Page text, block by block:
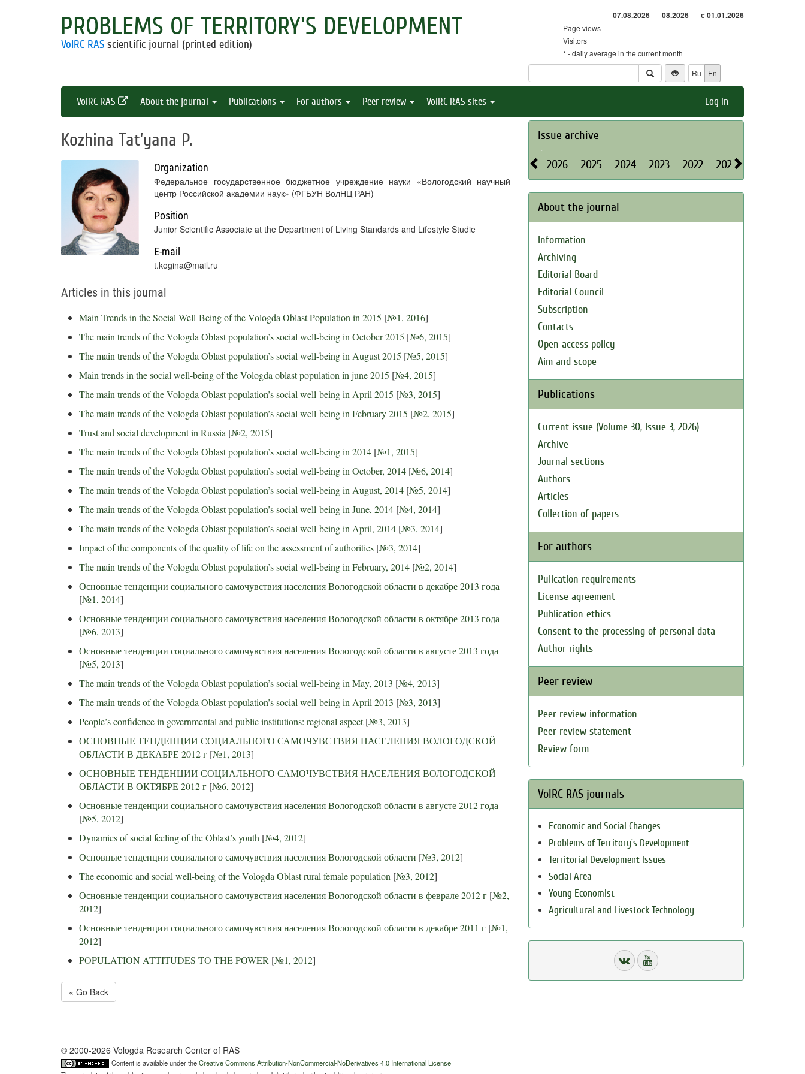
PROBLEMS OF TERRITORY'S DEVELOPMENT
VolRC RAS scientific journal (printed edition)
07.08.2026 08.2026 с 01.01.2026
Page views
Visitors
* - daily average in the current month
Ru
En
VolRC RAS About the journal Publications For authors Peer review VolRC RAS sites Log in
Kozhina Tat’yana P.
Organization
Федеральное государственное бюджетное учреждение науки «Вологодский научный
центр Российской академии наук» (ФГБУН ВолНЦ РАН)
Position
Junior Scientific Associate at the Department of Living Standards and Lifestyle Studie
E-mail
t.kogina@mail.ru
Articles in this journal
Main Trends in the Social Well-Being of the Vologda Oblast Population in 2015 [№1, 2016]
The main trends of the Vologda Oblast population’s social well-being in October 2015 [№6, 2015]
The main trends of the Vologda Oblast population’s social well-being in August 2015 [№5, 2015]
Main trends in the social well-being of the Vologda oblast population in june 2015 [№4, 2015]
The main trends of the Vologda Oblast population’s social well-being in April 2015 [№3, 2015]
The main trends of the Vologda Oblast population’s social well-being in February 2015 [№2, 2015]
Trust and social development in Russia [№2, 2015]
The main trends of the Vologda Oblast population’s social well-being in 2014 [№1, 2015]
The main trends of the Vologda Oblast population’s social well-being in October, 2014 [№6, 2014]
The main trends of the Vologda Oblast population’s social well-being in August, 2014 [№5, 2014]
The main trends of the Vologda Oblast population’s social well-being in June, 2014 [№4, 2014]
The main trends of the Vologda Oblast population’s social well-being in April, 2014 [№3, 2014]
Impact of the components of the quality of life on the assessment of authorities [№3, 2014]
The main trends of the Vologda Oblast population’s social well-being in February, 2014 [№2, 2014]
Основные тенденции социального самочувствия населения Вологодской области в декабре 2013 года
[№1, 2014]
Основные тенденции социального самочувствия населения Вологодской области в октябре 2013 года
[№6, 2013]
Основные тенденции социального самочувствия населения Вологодской области в августе 2013 года
[№5, 2013]
The main trends of the Vologda Oblast population’s social well-being in May, 2013 [№4, 2013]
The main trends of the Vologda Oblast population’s social well-being in April 2013 [№3, 2013]
People’s confidence in governmental and public institutions: regional aspect[№3, 2013]
ОСНОВНЫЕ ТЕНДЕНЦИИ СОЦИАЛЬНОГО САМОЧУВСТВИЯ НАСЕЛЕНИЯ ВОЛОГОДСКОЙ
ОБЛАСТИ В ДЕКАБРЕ 2012 г [№1, 2013]
ОСНОВНЫЕ ТЕНДЕНЦИИ СОЦИАЛЬНОГО САМОЧУВСТВИЯ НАСЕЛЕНИЯ ВОЛОГОДСКОЙ
ОБЛАСТИ В ОКТЯБРЕ 2012 г [№6, 2012]
Основные тенденции социального самочувствия населения Вологодской области в августе 2012 года
[№5, 2012]
Dynamics of social feeling of the Oblast’s youth [№4, 2012]
Основные тенденции социального самочувствия населения Вологодской области [№3, 2012]
The economic and social well-being of the Vologda Oblast rural female population [№3, 2012]
Основные тенденции социального самочувствия населения Вологодской области в феврале 2012 г [№2,
2012]
Основные тенденции социального самочувствия населения Вологодской области в декабре 2011 г [№1,
2012]
POPULATION ATTITUDES TO THE POWER [№1, 2012]
« Go Back
Issue archive
2026 2025 2024 2023 2022 2021
About the journal
Information
Archiving
Editorial Board
Editorial Council
Subscription
Contacts
Open access policy
Aim and scope
Publications
Current issue (Volume 30, Issue 3, 2026)
Archive
Journal sections
Authors
Articles
Collection of papers
For authors
Pulication requirements
License agreement
Publication ethics
Consent to the processing of personal data
Author rights
Peer review
Peer review information
Peer review statement
Review form
VolRC RAS journals
Economic and Social Changes
Problems of Territory`s Development
Territorial Development Issues
Social Area
Young Economist
Agricultural and Livestock Technology
© 2000-2026 Vologda Research Center of RAS
Content is available under theCreative Commons Attribution-NonCommercial-NoDerivatives 4.0 International License